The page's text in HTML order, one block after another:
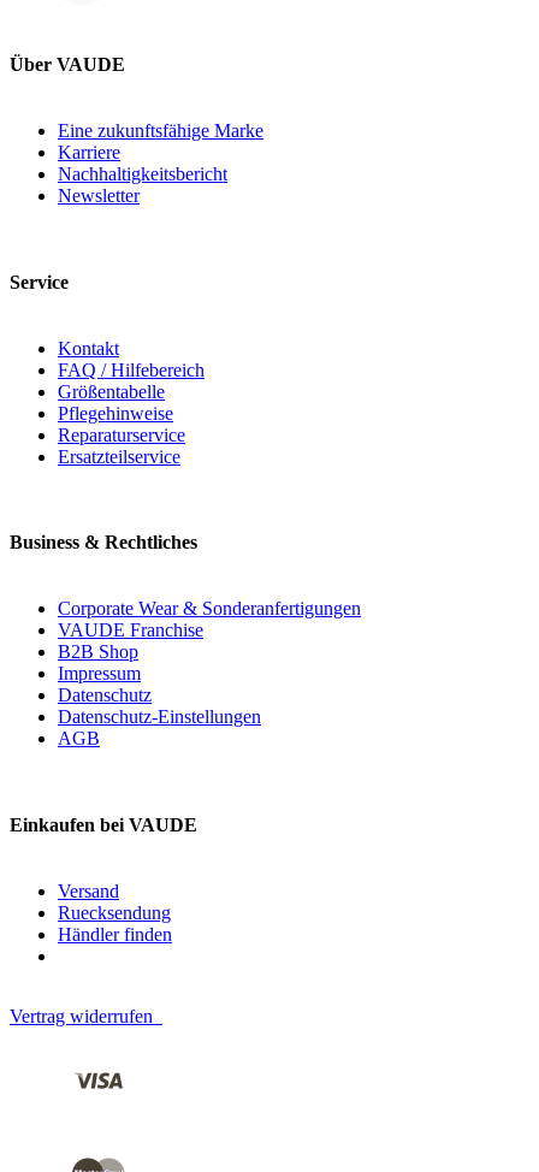
Über VAUDE
Eine zukunftsfähige Marke
Karriere
Nachhaltigkeitsbericht
Newsletter
Service
Kontakt
FAQ / Hilfebereich
Größentabelle
Pflegehinweise
Reparaturservice
Ersatzteilservice
Business & Rechtliches
Corporate Wear & Sonderanfertigungen
VAUDE Franchise
B2B Shop
Impressum
Datenschutz
Datenschutz-Einstellungen
AGB
Einkaufen bei VAUDE
Versand
Ruecksendung
Händler finden
Vertrag widerrufen